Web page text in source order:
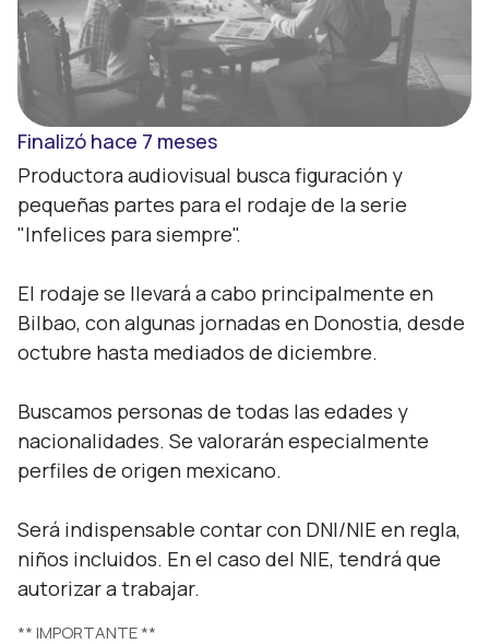
Finalizó hace 7 meses
Productora audiovisual busca figuración y
pequeñas partes para el rodaje de la serie
"Infelices para siempre".
El rodaje se llevará a cabo principalmente en
Bilbao, con algunas jornadas en Donostia, desde
octubre hasta mediados de diciembre.
Buscamos personas de todas las edades y
nacionalidades. Se valorarán especialmente
perfiles de origen mexicano.
Será indispensable contar con DNI/NIE en regla,
niños incluidos. En el caso del NIE, tendrá que
autorizar a trabajar.
** IMPORTANTE **